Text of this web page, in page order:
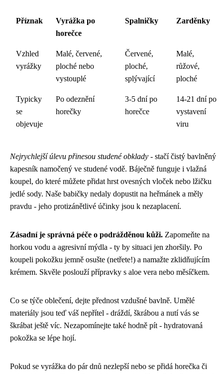
Příznak
Vyrážka po
horečce
Spalničky Zarděnky
Vzhled
vyrážky
Malé, červené,
ploché nebo
vystouplé
Červené,
ploché,
splývající
Malé,
růžové,
ploché
Typicky
se
objevuje
Po odeznění
horečky
3-5 dní po
horečce
14-21 dní po
vystavení
viru
Nejrychlejší úlevu přinesou studené obklady - stačí čistý bavlněný
kapesník namočený ve studené vodě. Báječně funguje i vlažná
koupel, do které můžete přidat hrst ovesných vloček nebo lžičku
jedlé sody. Naše babičky nedaly dopustit na heřmánek a měly
pravdu - jeho protizánětlivé účinky jsou k nezaplacení.
Zásadní je správná péče o podrážděnou kůži. Zapomeňte na
horkou vodu a agresivní mýdla - ty by situaci jen zhoršily. Po
koupeli pokožku jemně osušte (netřete!) a namažte zklidňujícím
krémem. Skvěle poslouží přípravky s aloe vera nebo měsíčkem.
Co se týče oblečení, dejte přednost vzdušné bavlně. Umělé
materiály jsou teď váš nepřítel - dráždí, škrábou a nutí vás se
škrábat ještě víc. Nezapomínejte také hodně pít - hydratovaná
pokožka se lépe hojí.
Pokud se vyrážka do pár dnů nezlepší nebo se přidá horečka či